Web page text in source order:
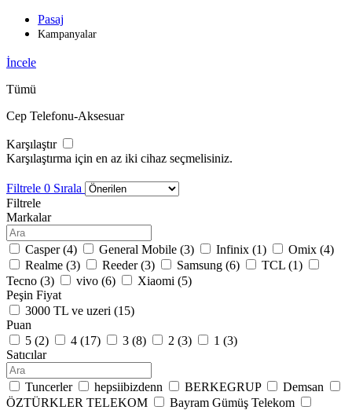
Pasaj
Kampanyalar
İncele
Tümü
Cep Telefonu-Aksesuar
Karşılaştır
Karşılaştırma için en az iki cihaz seçmelisiniz.
Filtrele 0 Sırala
Filtrele
Markalar
Casper (4) General Mobile (3) Infinix (1) Omix (4)
Realme (3) Reeder (3) Samsung (6) TCL (1)
Tecno (3) vivo (6) Xiaomi (5)
Peşin Fiyat
3000 TL ve uzeri (15)
Puan
5 (2) 4 (17) 3 (8) 2 (3) 1 (3)
Satıcılar
Tuncerler hepsiibizdenn BERKEGRUP
Demsan
ÖZTÜRKLER TELEKOM
Bayram Gümüş Telekom